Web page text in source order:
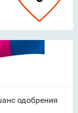
одобрения